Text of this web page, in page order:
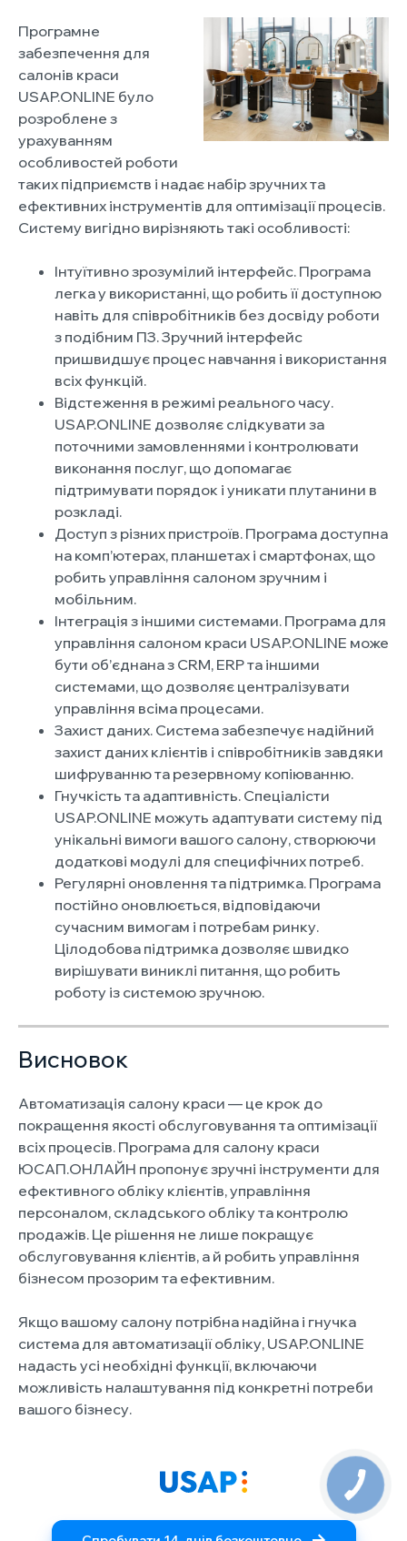
Програмне
забезпечення для
салонів краси
USAP.ONLINE було
розроблене з
урахуванням
особливостей роботи
таких підприємств і надає набір зручних та
ефективних інструментів для оптимізації процесів.
Систему вигідно вирізняють такі особливості:
Інтуїтивно зрозумілий інтерфейс. Програма
легка у використанні, що робить її доступною
навіть для співробітників без досвіду роботи
з подібним ПЗ. Зручний інтерфейс
пришвидшує процес навчання і використання
всіх функцій.
Відстеження в режимі реального часу.
USAP.ONLINE дозволяє слідкувати за
поточними замовленнями і контролювати
виконання послуг, що допомагає
підтримувати порядок і уникати плутанини в
розкладі.
Доступ з різних пристроїв. Програма доступна
на комп’ютерах, планшетах і смартфонах, що
робить управління салоном зручним і
мобільним.
Інтеграція з іншими системами. Програма для
управління салоном краси USAP.ONLINE може
бути об’єднана з CRM, ERP та іншими
системами, що дозволяє централізувати
управління всіма процесами.
Захист даних. Система забезпечує надійний
захист даних клієнтів і співробітників завдяки
шифруванню та резервному копіюванню.
Гнучкість та адаптивність. Спеціалісти
USAP.ONLINE можуть адаптувати систему під
унікальні вимоги вашого салону, створюючи
додаткові модулі для специфічних потреб.
Регулярні оновлення та підтримка. Програма
постійно оновлюється, відповідаючи
сучасним вимогам і потребам ринку.
Цілодобова підтримка дозволяє швидко
вирішувати виниклі питання, що робить
роботу із системою зручною.
Висновок
Автоматизація салону краси — це крок до
покращення якості обслуговування та оптимізації
всіх процесів. Програма для салону краси
ЮСАП.ОНЛАЙН пропонує зручні інструменти для
ефективного обліку клієнтів, управління
персоналом, складського обліку та контролю
продажів. Це рішення не лише покращує
обслуговування клієнтів, а й робить управління
бізнесом прозорим та ефективним.
Якщо вашому салону потрібна надійна і гнучка
система для автоматизації обліку, USAP.ONLINE
надасть усі необхідні функції, включаючи
можливість налаштування під конкретні потреби
вашого бізнесу.